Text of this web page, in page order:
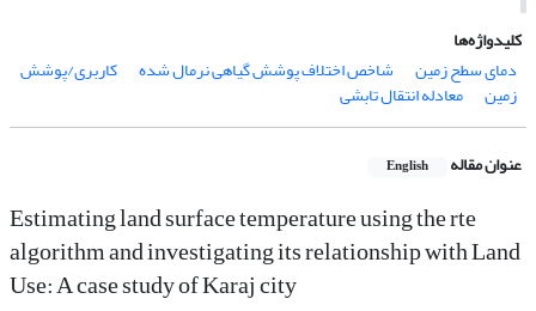
کلیدواژه‌ها
دمای سطح زمین
شاخص اختلاف پوشش گیاهی نرمال شده کاربری/پوشش
زمین معادله انتقال تابشی
عنوان مقاله English
Estimating land surface temperature using the rte
algorithm and investigating its relationship with Land
Use: A case study of Karaj city